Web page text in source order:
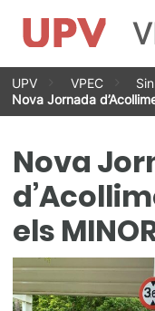
Vés
contingut
UPV VPEC
Nova Jornada
Nova
els